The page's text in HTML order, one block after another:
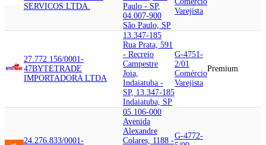
SERVICOS LTDA.
Paulo - SP,
04.007-900
São Paulo, SP
Varejista
27.772.156/0001-
47BYTETRADE
IMPORTADORA LTDA
13.347-185
Rua Prata, 591
- Recreio
Campestre
Joia,
Indaiatuba -
SP, 13.347-185
Indaiatuba, SP
G-4751-
2/01
Comércio
Varejista
Premium
24.276.833/0001-
05.106-000
Avenida
Alexandre
Colares, 1188 -
G-4772-